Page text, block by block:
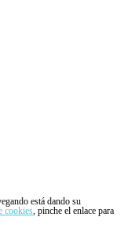
está dando su
cookies, pinche el enlace para